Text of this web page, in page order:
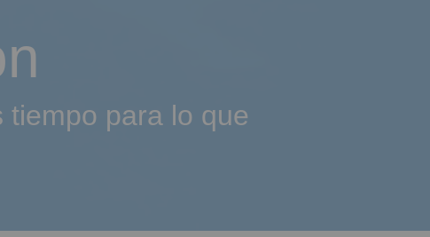
tiempo para lo que